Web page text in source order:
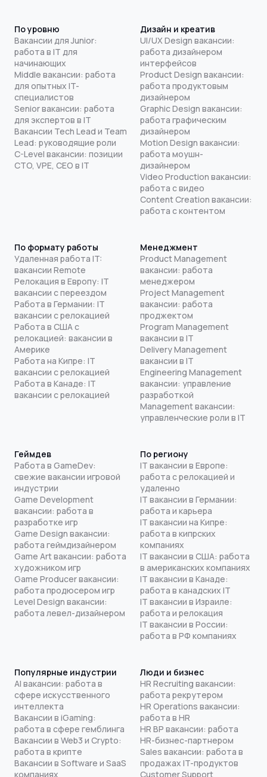
По уровню
Вакансии для Junior:
работа в IT для
начинающих
Middle вакансии: работа
для опытных IT-
специалистов
Senior вакансии: работа
для экспертов в IT
Вакансии Tech Lead и Team
Lead: руководящие роли
C-Level вакансии: позиции
CTO, VPE, CEO в IT
Дизайн и креатив
UI/UX Design вакансии:
работа дизайнером
интерфейсов
Product Design вакансии:
работа продуктовым
дизайнером
Graphic Design вакансии:
работа графическим
дизайнером
Motion Design вакансии:
работа моушн-
дизайнером
Video Production вакансии:
работа с видео
Content Creation вакансии:
работа с контентом
По формату работы
Удаленная работа IT:
вакансии Remote
Релокация в Европу: IT
вакансии с переездом
Работа в Германии: IT
вакансии с релокацией
Работа в США с
релокацией: вакансии в
Америке
Работа на Кипре: IT
вакансии с релокацией
Работа в Канаде: IT
вакансии с релокацией
Менеджмент
Product Management
вакансии: работа
менеджером
Project Management
вакансии: работа
проджектом
Program Management
вакансии в IT
Delivery Management
вакансии в IT
Engineering Management
вакансии: управление
разработкой
Management вакансии:
управленческие роли в IT
Геймдев
Работа в GameDev:
свежие вакансии игровой
индустрии
Game Development
вакансии: работа в
разработке игр
Game Design вакансии:
работа геймдизайнером
Game Art вакансии: работа
художником игр
Game Producer вакансии:
работа продюсером игр
Level Design вакансии:
работа левел-дизайнером
По региону
IT вакансии в Европе:
работа с релокацией и
удаленно
IT вакансии в Германии:
работа и карьера
IT вакансии на Кипре:
работа в кипрских
компаниях
IT вакансии в США: работа
в американских компаниях
IT вакансии в Канаде:
работа в канадских IT
IT вакансии в Израиле:
работа и релокация
IT вакансии в России:
работа в РФ компаниях
Популярные индустрии
AI вакансии: работа в
сфере искусственного
интеллекта
Вакансии в iGaming:
работа в сфере гемблинга
Вакансии в Web3 и Crypto:
работа в крипте
Вакансии в Software и SaaS
компаниях
Люди и бизнес
HR Recruiting вакансии:
работа рекрутером
HR Operations вакансии:
работа в HR
HR BP вакансии: работа
HR-бизнес-партнером
Sales вакансии: работа в
продажах IT-продуктов
Customer Support